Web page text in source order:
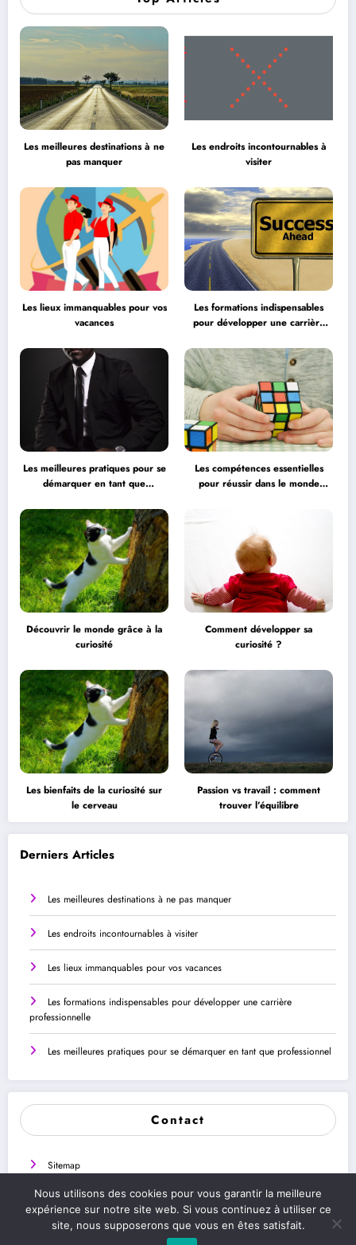
Les meilleures destinations à ne
pas manquer
Les endroits incontournables à
visiter
Les lieux immanquables pour vos
vacances
Les formations indispensables
pour développer une carrière
Les meilleures pratiques pour se
démarquer en tant que
Les compétences essentielles
pour réussir dans le monde
Découvrir le monde grâce à la
curiosité
Comment développer sa
curiosité ?
Les bienfaits de la curiosité sur
le cerveau
Passion vs travail : comment
trouver l’équilibre
Derniers Articles
Les meilleures destinations à ne pas manquer
Les endroits incontournables à visiter
Les lieux immanquables pour vos vacances
Les formations indispensables pour développer une carrière
professionnelle
Les meilleures pratiques pour se démarquer en tant que professionnel
Contact
Sitemap
Contactez nous
Mentions légales
Nous utilisons des cookies pour vous garantir la meilleure
expérience sur notre site web. Si vous continuez à utiliser ce
site, nous supposerons que vous en êtes satisfait.